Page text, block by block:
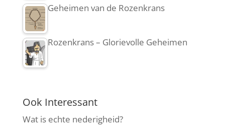
Geheimen van de Rozenkrans
Rozenkrans – Glorievolle Geheimen
Ook Interessant
Wat is echte nederigheid?